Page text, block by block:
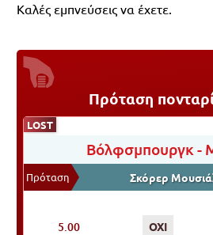
Καλές εμπνεύσεις να έχετε.
Πρόταση
LOST
Βόλφσμπουργκ-
Πρόταση Σκόρερ
5.00 ΟΧΙ